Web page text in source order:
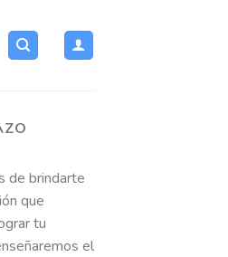
de brindarte
que
tu
el